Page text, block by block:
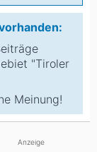
"Tiroler
Meinung!
Anzeige